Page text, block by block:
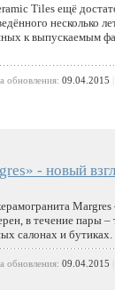
Tiles ещё
несколько
к выпускаемым
обновления: 09.04.2015
- новый
в течение пары –
салонах и бутиках.
обновления: 09.04.2015